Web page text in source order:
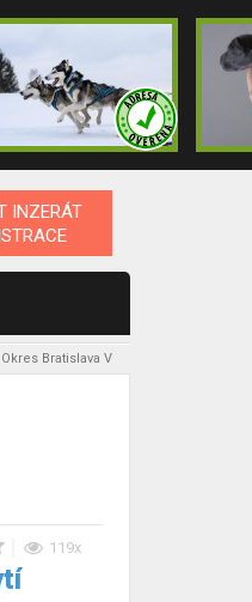
INZERÁT
Okres Bratislava V
119x